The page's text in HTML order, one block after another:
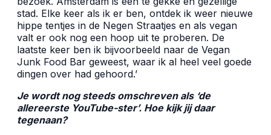
stad. Elke keer als ik er ben, ontdek ik weer nieuwe
hippe tentjes in de Negen Straatjes en als vegan
valt er ook nog een hoop uit te proberen. De
laatste keer ben ik bijvoorbeeld naar de Vegan
Junk Food Bar geweest, waar ik al heel veel goede
dingen over had gehoord.’
Je wordt nog steeds omschreven als ‘de
allereerste YouTube-ster’. Hoe kijk jij daar
tegenaan?